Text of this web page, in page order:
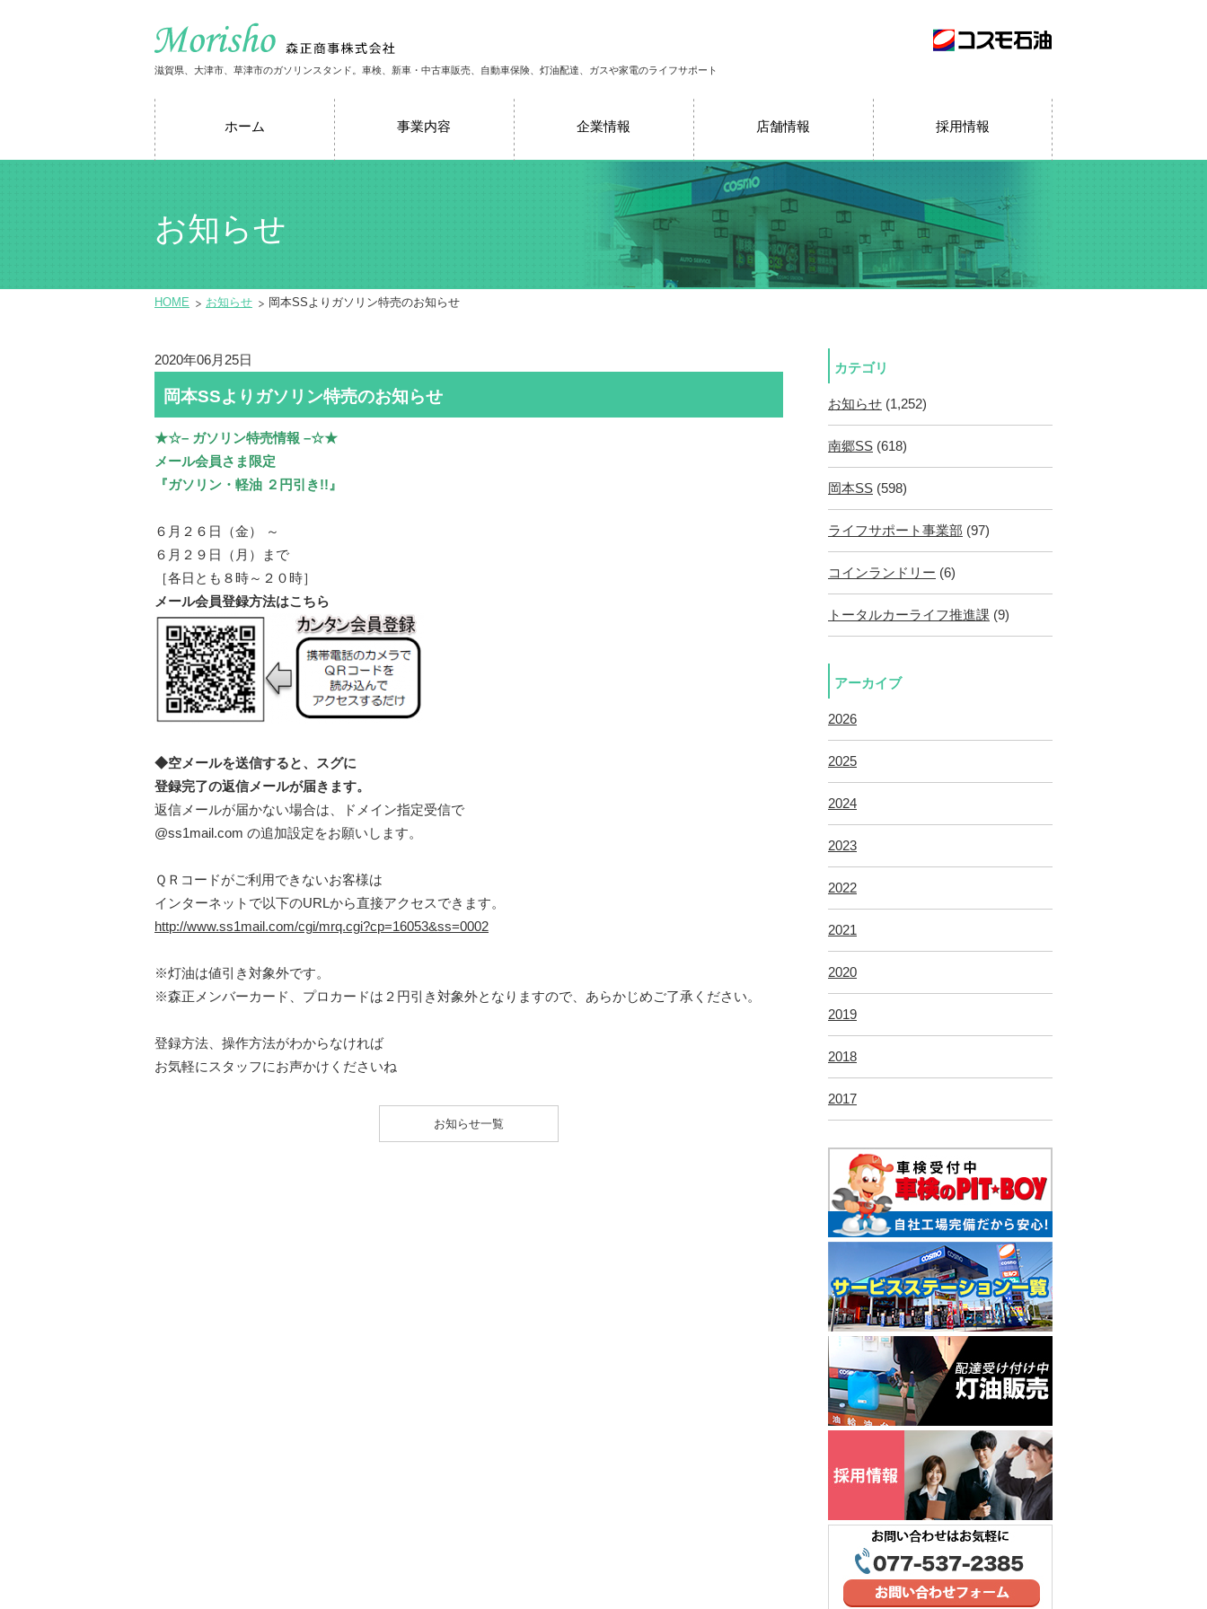
滋賀県、大津市、草津市のガソリンスタンド。車検、新車・中古車販売、自動車保険、灯油配達、ガスや家電のライフサポート
ホーム 事業内容 企業情報 店舗情報 採用情報
お知らせ
HOME お知らせ 岡本SSよりガソリン特売のお知らせ
2020年06月25日
岡本SSよりガソリン特売のお知らせ
★☆– ガソリン特売情報 –☆★
メール会員さま限定
『ガソリン・軽油 ２円引き!!』
６月２６日（金） ～
６月２９日（月）まで
［各日とも８時～２０時］
メール会員登録方法はこちら
◆空メールを送信すると、スグに
登録完了の返信メールが届きます。
返信メールが届かない場合は、ドメイン指定受信で
@ss1mail.com の追加設定をお願いします。
ＱＲコードがご利用できないお客様は
インターネットで以下のURLから直接アクセスできます。
http://www.ss1mail.com/cgi/mrq.cgi?cp=16053&ss=0002
※灯油は値引き対象外です。
※森正メンバーカード、プロカードは２円引き対象外となりますので、あらかじめご了承ください。
登録方法、操作方法がわからなければ
お気軽にスタッフにお声かけくださいね
お知らせ一覧
カテゴリ
お知らせ (1,252)
南郷SS (618)
岡本SS (598)
ライフサポート事業部 (97)
コインランドリー (6)
トータルカーライフ推進課 (9)
アーカイブ
2026
2025
2024
2023
2022
2021
2020
2019
2018
2017